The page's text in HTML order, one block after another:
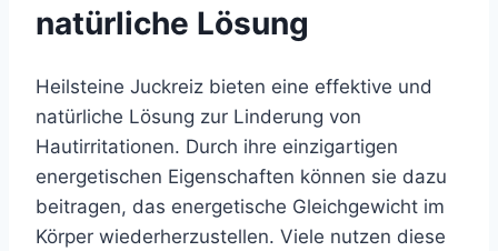
natürliche Lösung
Heilsteine Juckreiz bieten eine effektive und
natürliche Lösung zur Linderung von
Hautirritationen. Durch ihre einzigartigen
energetischen Eigenschaften können sie dazu
beitragen, das energetische Gleichgewicht im
Körper wiederherzustellen. Viele nutzen diese